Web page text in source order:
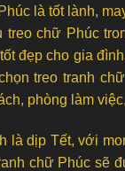
là tốt lành,
treo chữ Phúc
đẹp cho gia
treo tranh
phòng làm
là dịp Tết, với
chữ Phúc sẽ